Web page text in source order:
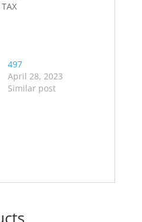
497
April 28, 2023
Similar post